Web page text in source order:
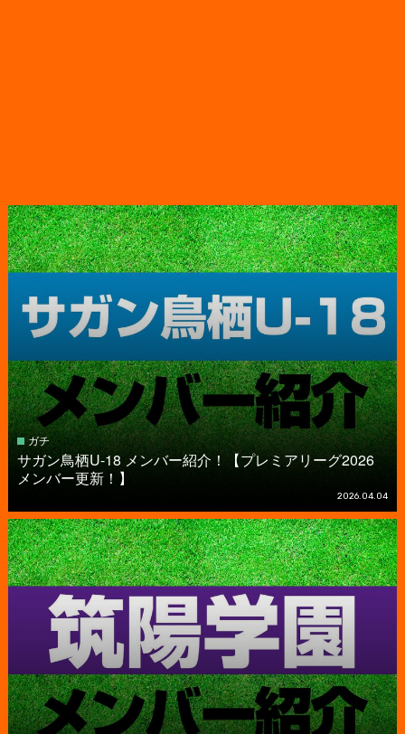
ガチ
サガン鳥栖U-18 メンバー紹介！【プレミアリーグ2026
メンバー更新！】
2026.04.04